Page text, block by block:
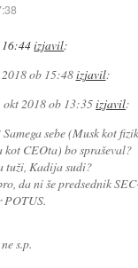
16:44izjavil:
ob 15:48izjavil:
okt 2018 ob 13:35izjavil:
Samega sebe (Musk kot
kot CEOta) bo spraševal?
tuži, Kadija sudi?
da ni še predsednik
s.p.